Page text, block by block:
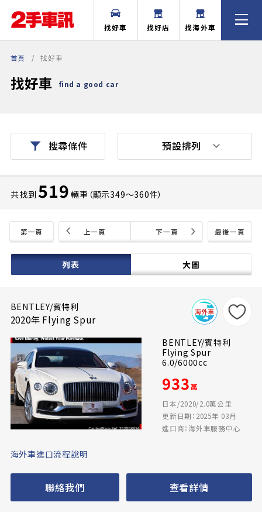
找好車 找好店 找海外車
首頁 找好車
找好車 find a good car
搜尋條件
共找到 519 輛車（顯示349〜360件）
第一頁 最後一頁
上一頁 下一頁
列表 大圖
預設排列
BENTLEY/賓特利
2020年 Flying Spur
BENTLEY/賓特利
Flying Spur
6.0/6000cc
933萬
日本/2020/2.0萬公里
更新日期：2025年 03月
進口商：海外車服務中心
海外車進口流程說明
聯絡我們 查看詳情